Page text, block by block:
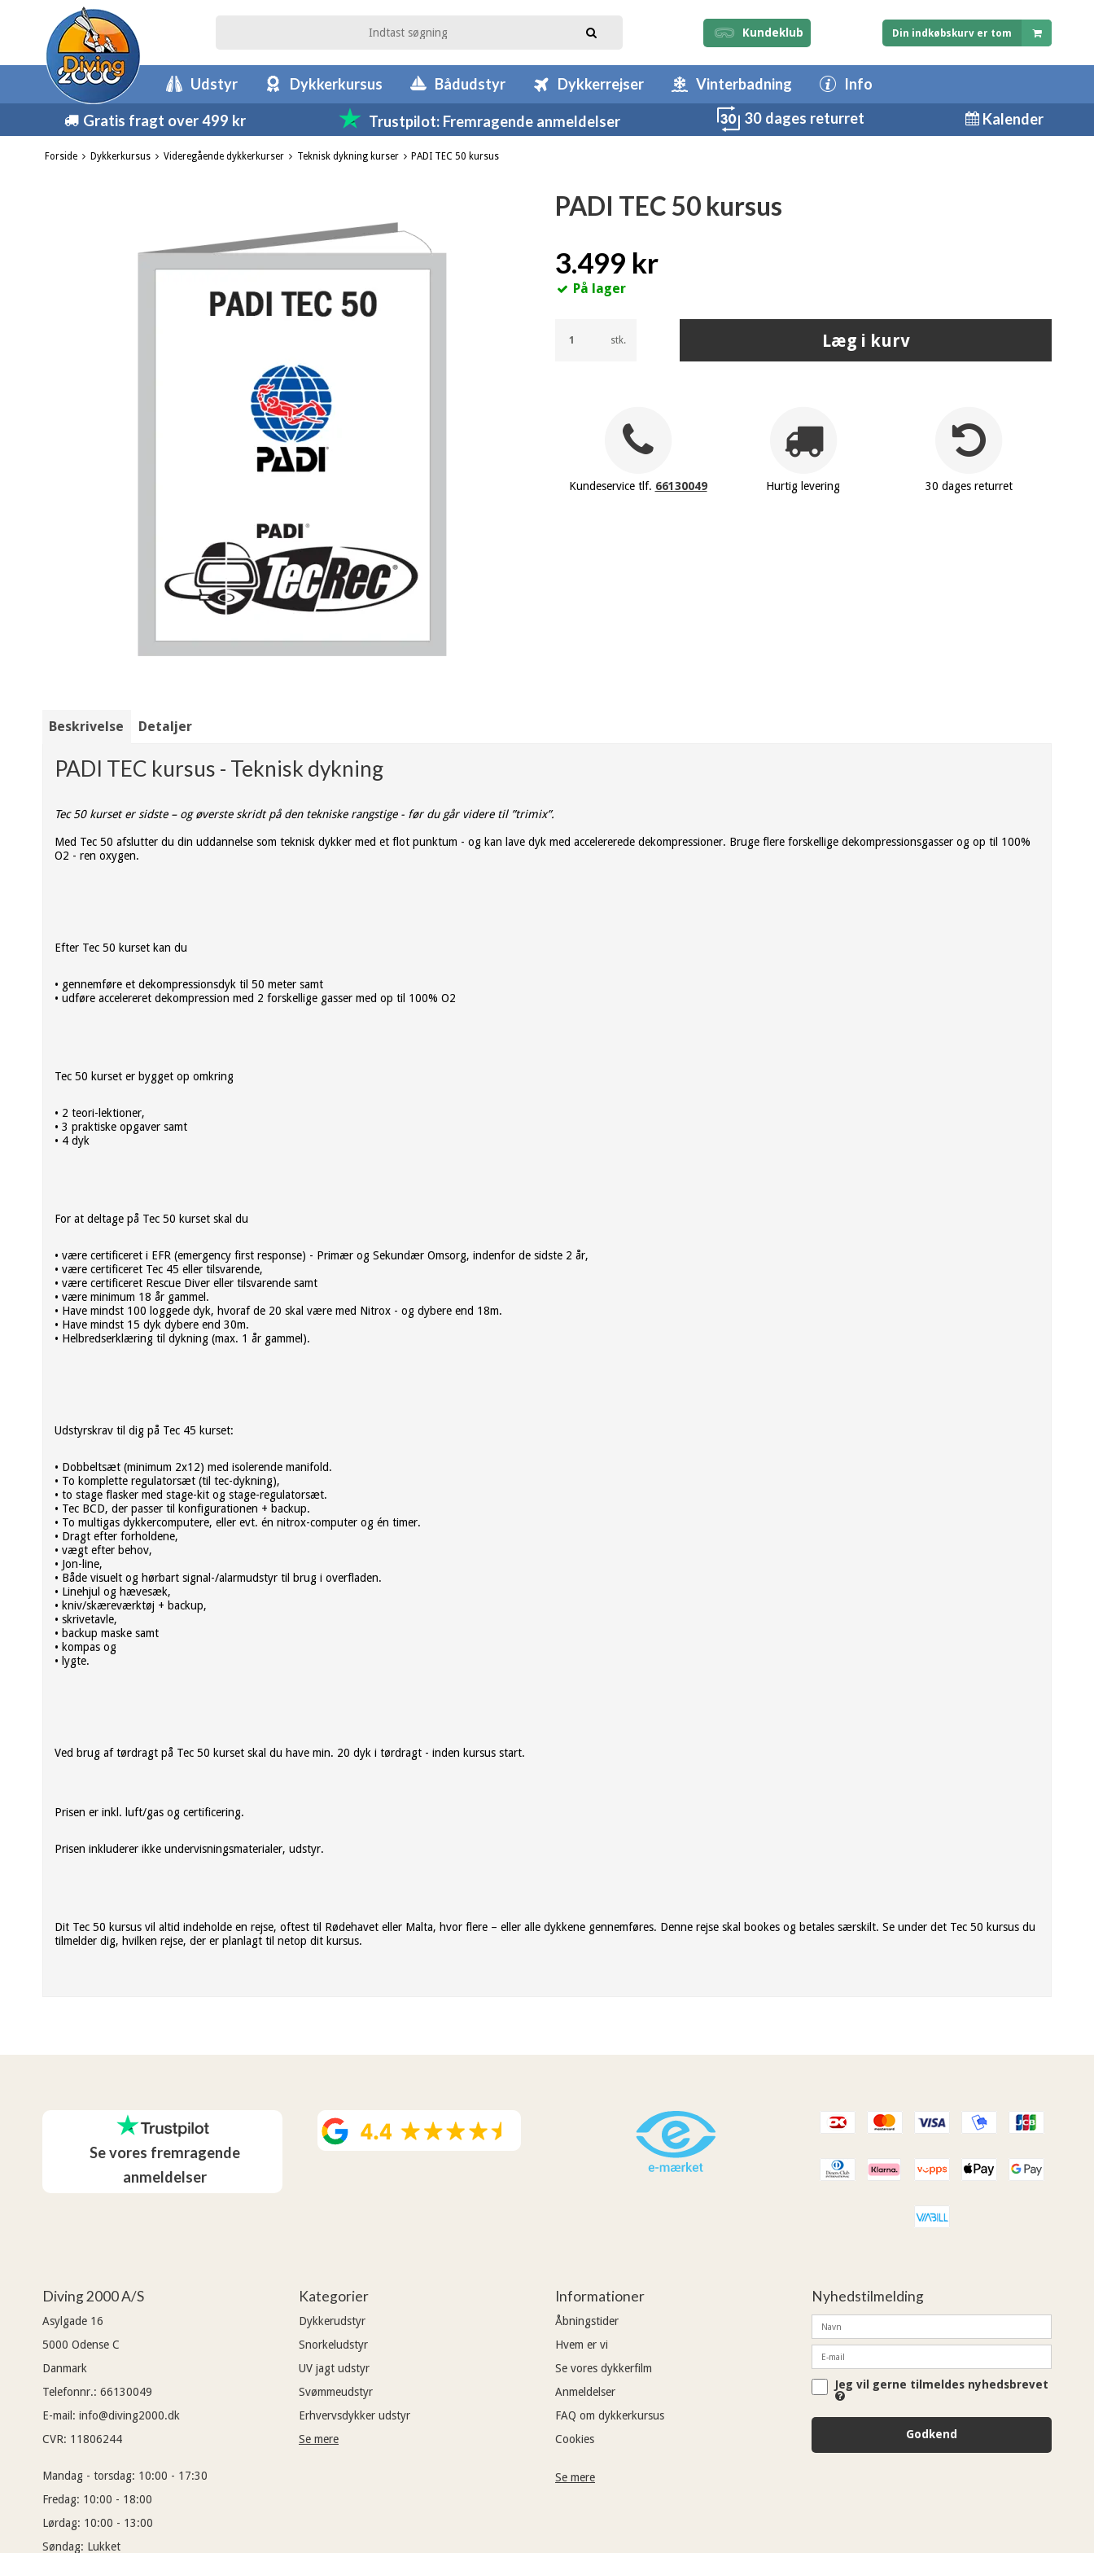
Kundeklub Din indkøbskurv er tom
Udstyr Dykkerkursus Bådudstyr Dykkerrejser Vinterbadning Info
Gratis fragt over 499 kr Trustpilot: Fremragende anmeldelser 30 dages returret Kalender
Forside Dykkerkursus Videregående dykkerkurser Teknisk dykning kurser PADI TEC 50 kursus
PADI TEC 50 kursus
3.499 kr
På lager
stk. Læg i kurv
Kundeservice tlf. 66130049 Hurtig levering 30 dages returret
Beskrivelse Detaljer
PADI TEC kursus - Teknisk dykning
Tec 50 kurset er sidste – og øverste skridt på den tekniske rangstige - før du går videre til ”trimix”.
Med Tec 50 afslutter du din uddannelse som teknisk dykker med et flot punktum - og kan lave dyk med accelererede dekompressioner. Bruge flere forskellige dekompressionsgasser og op til 100%
O2 - ren oxygen.
Efter Tec 50 kurset kan du
• gennemføre et dekompressionsdyk til 50 meter samt
• udføre accelereret dekompression med 2 forskellige gasser med op til 100% O2
Tec 50 kurset er bygget op omkring
• 2 teori-lektioner,
• 3 praktiske opgaver samt
• 4 dyk
For at deltage på Tec 50 kurset skal du
• være certificeret i EFR (emergency first response) - Primær og Sekundær Omsorg, indenfor de sidste 2 år,
• være certificeret Tec 45 eller tilsvarende,
• være certificeret Rescue Diver eller tilsvarende samt
• være minimum 18 år gammel.
• Have mindst 100 loggede dyk, hvoraf de 20 skal være med Nitrox - og dybere end 18m.
• Have mindst 15 dyk dybere end 30m.
• Helbredserklæring til dykning (max. 1 år gammel).
Udstyrskrav til dig på Tec 45 kurset:
• Dobbeltsæt (minimum 2x12) med isolerende manifold.
• To komplette regulatorsæt (til tec-dykning),
• to stage flasker med stage-kit og stage-regulatorsæt.
• Tec BCD, der passer til konfigurationen + backup.
• To multigas dykkercomputere, eller evt. én nitrox-computer og én timer.
• Dragt efter forholdene,
• vægt efter behov,
• Jon-line,
• Både visuelt og hørbart signal-/alarmudstyr til brug i overfladen.
• Linehjul og hævesæk,
• kniv/skæreværktøj + backup,
• skrivetavle,
• backup maske samt
• kompas og
• lygte.
Ved brug af tørdragt på Tec 50 kurset skal du have min. 20 dyk i tørdragt - inden kursus start.
Prisen er inkl. luft/gas og certificering.
Prisen inkluderer ikke undervisningsmaterialer, udstyr.
Dit Tec 50 kursus vil altid indeholde en rejse, oftest til Rødehavet eller Malta, hvor flere – eller alle dykkene gennemføres. Denne rejse skal bookes og betales særskilt. Se under det Tec 50 kursus du
tilmelder dig, hvilken rejse, der er planlagt til netop dit kursus.
Se vores fremragende
anmeldelser
Diving 2000 A/S
Asylgade 16
5000 Odense C
Danmark
Telefonnr.: 66130049
E-mail : info@diving2000.dk
CVR: 11806244
Mandag - torsdag: 10:00 - 17:30
Fredag: 10:00 - 18:00
Lørdag: 10:00 - 13:00
Søndag: Lukket
Kategorier
Dykkerudstyr
Snorkeludstyr
UV jagt udstyr
Svømmeudstyr
Erhvervsdykker udstyr
Se mere
Informationer
Åbningstider
Hvem er vi
Se vores dykkerfilm
Anmeldelser
FAQ om dykkerkursus
Cookies
Se mere
Nyhedstilmelding
Jeg vil gerne tilmeldes nyhedsbrevet
Godkend